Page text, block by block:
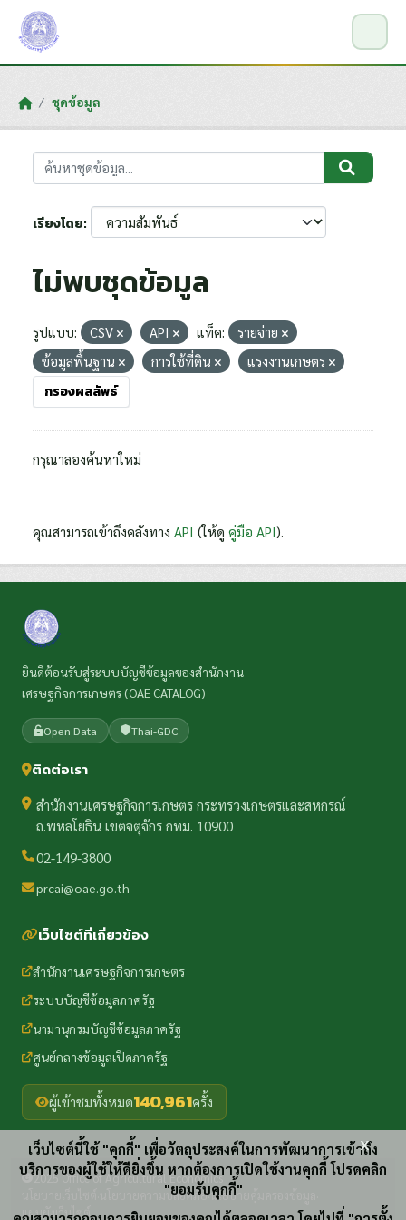
Skip to main content
ชุดข้อมูล
เรียงโดย
ไม่พบชุดข้อมูล
รูปแบบ: CSV API แท็ค:
รายจ่าย
ข้อมูลพื้นฐาน
การใช้ที่ดิน แรงงานเกษตร
กรองผลลัพธ์
กรุณาลองค้นหาใหม่
คุณสามารถเข้าถึงคลังทาง API (ให้ดู คู่มือ API).
ยินดีต้อนรับสู่ระบบบัญชีข้อมูลของสำนักงาน
เศรษฐกิจการเกษตร (OAE CATALOG)
Open Data Thai-GDC
ติดต่อเรา
สำนักงานเศรษฐกิจการเกษตร กระทรวงเกษตรและสหกรณ์
ถ.พหลโยธิน เขตจตุจักร กทม. 10900
02-149-3800
prcai@oae.go.th
เว็บไซต์ที่เกี่ยวข้อง
สำนักงานเศรษฐกิจการเกษตร
ระบบบัญชีข้อมูลภาครัฐ
นามานุกรมบัญชีข้อมูลภาครัฐ
ศูนย์กลางข้อมูลเปิดภาครัฐ
ผู้เข้าชมทั้งหมด140,961ครั้ง
2025 Office of Agricultural Economics
นโยบายความปลอดภัย·นโยบายคุ้มครองข้อมูล
แผนผังเว็บไซต์
เว็บไซต์นี้ใช้ "คุกกี้" เพื่อวัตถุประสงค์ในการพัฒนาการเข้าถึง
บริการของผู้ใช้ให้ดียิ่งขึ้น หากต้องการเปิดใช้งานคุกกี้ โปรดคลิก
"ยอมรับคุกกี้"
x